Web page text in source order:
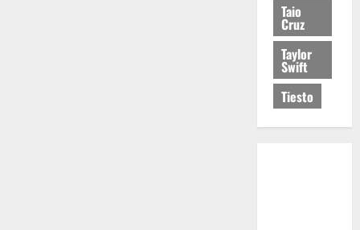
Taio
Cruz
Taylor
Swift
Tiesto